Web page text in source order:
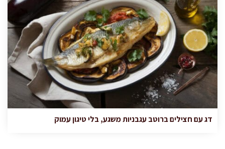
דג עם חצילים ברוטב עגבניות משגע, בלי טיגון עמוק